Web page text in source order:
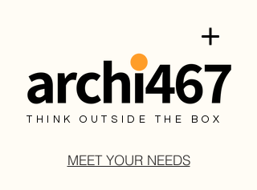
THINK OUTSIDE THE BOX
MEET YOUR NEEDS